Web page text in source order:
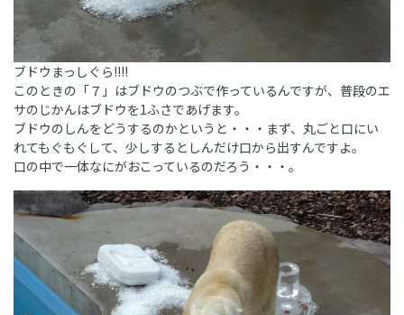
ブドウまっしぐら!!!!
このときの「７」はブドウのつぶで作っているんですが、普段のエ
サのじかんはブドウを1ふさであげます。
ブドウのしんをどうするのかというと・・・まず、丸ごと口にい
れてもぐもぐして、少しするとしんだけ口から出すんですよ。
口の中で一体なにがおこっているのだろう・・・。